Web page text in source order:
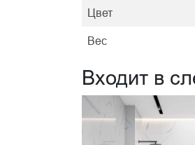
Цвет
Вес
Входит в